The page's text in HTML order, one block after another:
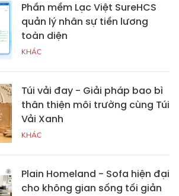
Phần mềm Lạc Việt SureHCS
quản lý nhân sự tiền lương
toàn diện
KHÁC
Túi vải đay - Giải pháp bao bì
thân thiện môi trường cùng Túi
Vải Xanh
KHÁC
Plain Homeland - Sofa hiện đại
cho không gian sống tối giản